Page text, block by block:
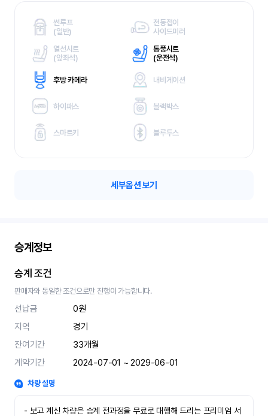
썬루프
(일반)
전동접이
사이드미러
열선시트
(앞좌석)
통풍시트
(운전석)
후방 카메라 내비게이션
하이패스 블랙박스
스마트키 블루투스
세부옵션 보기
승계정보
승계 조건
판매자와 동일한 조건으로만 진행이 가능합니다.
선납금
0원
지역
경기
잔여기간
33개월
계약기간
2024-07-01 ~ 2029-06-01
차량 설명
- 보고 계신 차량은 승계 전과정을 무료로 대행해 드리는 프리미엄 서